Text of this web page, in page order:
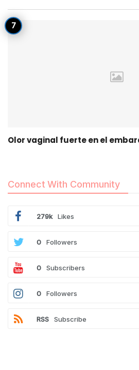
Olor vaginal fuerte en el
Connect With Community
279k Likes
0 Followers
0 Subscribers
0 Followers
RSS Subscribe